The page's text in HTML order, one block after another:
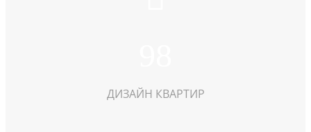
ДИЗАЙН КВАРТИР